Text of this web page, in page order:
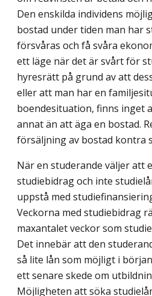
Den enskilda individens
bostad under tiden man har
försvåras och få svåra
ett läge när det är svårt för
hyresrätt på grund av att
eller att man har en
boendesituation, finns inget
annat än att äga en bostad.
försäljning av bostad kontra
När en studerande väljer att
studiebidrag och inte
uppstå med
Veckorna med studiebidrag
maxantalet veckor som
Det innebär att den
så lite lån som möjligt i
ett senare skede om
Möjligheten att söka